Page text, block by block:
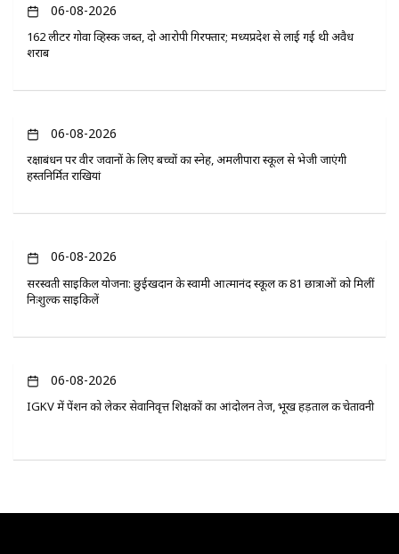
06-08-2026
162 लीटर गोवा व्हिस्की जब्त, दो आरोपी गिरफ्तार; मध्यप्रदेश से लाई गई थी अवैध
शराब
06-08-2026
रक्षाबंधन पर वीर जवानों के लिए बच्चों का स्नेह, अमलीपारा स्कूल से भेजी जाएंगी
हस्तनिर्मित राखियां
06-08-2026
सरस्वती साइकिल योजना: छुईखदान के स्वामी आत्मानंद स्कूल की 81 छात्राओं को मिलीं
निःशुल्क साइकिलें
06-08-2026
IGKV में पेंशन को लेकर सेवानिवृत्त शिक्षकों का आंदोलन तेज, भूख हड़ताल की चेतावनी